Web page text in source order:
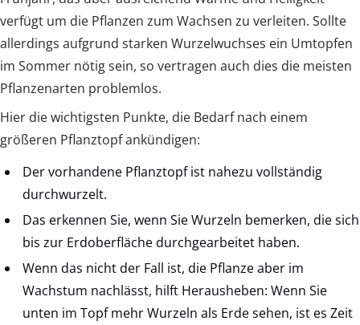
verfügt um die Pflanzen zum Wachsen zu verleiten. Sollte
allerdings aufgrund starken Wurzelwuchses ein Umtopfen
im Sommer nötig sein, so vertragen auch dies die meisten
Pflanzenarten problemlos.
Hier die wichtigsten Punkte, die Bedarf nach einem
größeren Pflanztopf ankündigen:
Der vorhandene Pflanztopf ist nahezu vollständig
durchwurzelt.
Das erkennen Sie, wenn Sie Wurzeln bemerken, die sich
bis zur Erdoberfläche durchgearbeitet haben.
Wenn das nicht der Fall ist, die Pflanze aber im
Wachstum nachlässt, hilft Herausheben: Wenn Sie
unten im Topf mehr Wurzeln als Erde sehen, ist es Zeit